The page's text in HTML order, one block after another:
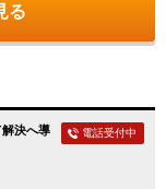
る
決へ導
電話受付中